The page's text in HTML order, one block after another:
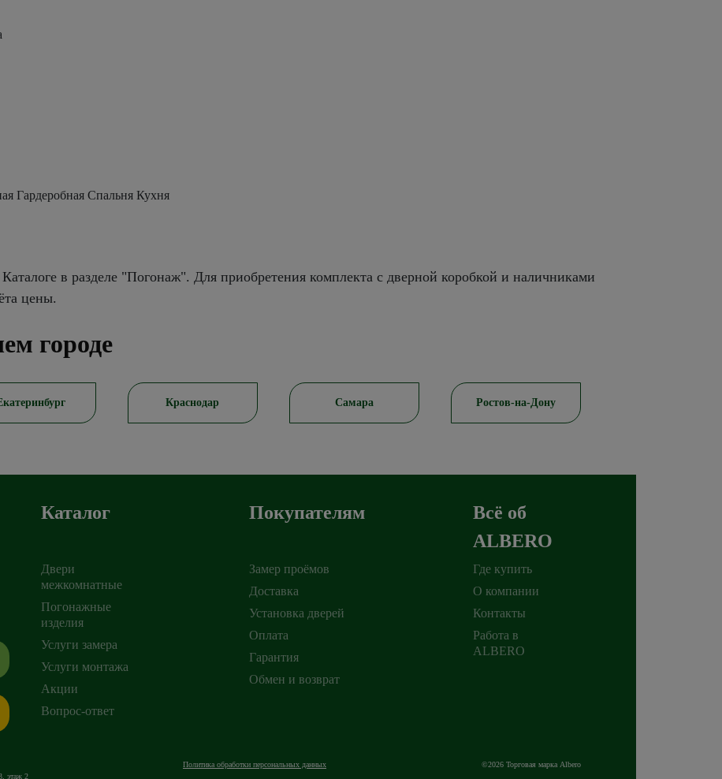
Гардеробная Спальня Кухня
в разделе "Погонаж". Для приобретения комплекта с дверной коробкой и наличниками
цены.
городе
Краснодар Самара Ростов-на-Дону
Каталог
Двери
межкомнатные
Погонажные
изделия
Услуги замера
Услуги монтажа
Акции
Вопрос-ответ
Покупателям
Замер проёмов
Доставка
Установка дверей
Оплата
Гарантия
Обмен и возврат
Всё об
ALBERO
Где купить
О компании
Контакты
Работа в
ALBERO
этаж 2
Политика обработки персональных данных ©2026 Торговая марка Albero